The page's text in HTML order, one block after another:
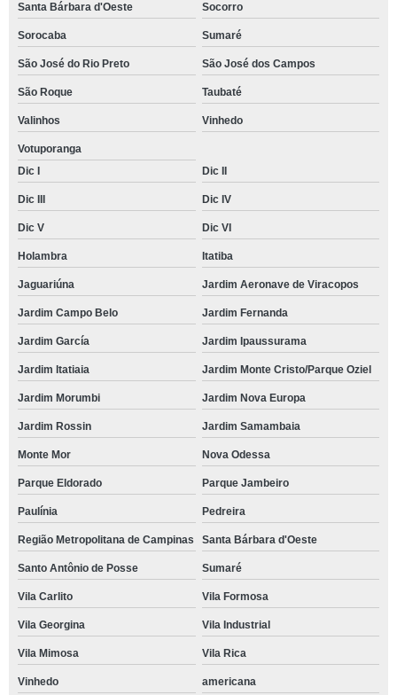
Santa Bárbara d'Oeste Socorro
Sorocaba Sumaré
São José do Rio Preto São José dos Campos
São Roque Taubaté
Valinhos Vinhedo
Votuporanga
Dic I
Dic II
Dic III Dic IV
Dic V Dic VI
Holambra Itatiba
Jaguariúna Jardim Aeronave de Viracopos
Jardim Campo Belo Jardim Fernanda
Jardim García Jardim Ipaussurama
Jardim Itatiaia Jardim Monte Cristo/Parque Oziel
Jardim Morumbi Jardim Nova Europa
Jardim Rossin Jardim Samambaia
Monte Mor Nova Odessa
Parque Eldorado Parque Jambeiro
Paulínia Pedreira
Região Metropolitana de Campinas Santa Bárbara d'Oeste
Santo Antônio de Posse Sumaré
Vila Carlito Vila Formosa
Vila Georgina Vila Industrial
Vila Mimosa Vila Rica
Vinhedo
americana